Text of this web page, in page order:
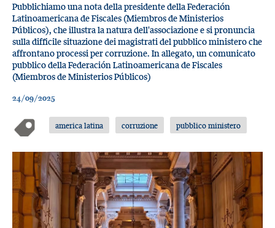
Pubblichiamo una nota della presidente della Federación
Latinoamericana de Fiscales (Miembros de Ministerios
Públicos), che illustra la natura dell'associazione e si pronuncia
sulla difficile situazione dei magistrati del pubblico ministero che
affrontano processi per corruzione. In allegato, un comunicato
pubblico della Federación Latinoamericana de Fiscales
(Miembros de Ministerios Públicos)
24/09/2025
america latina corruzione pubblico ministero